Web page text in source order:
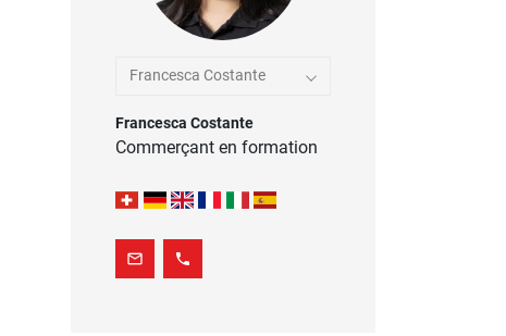
Francesca Costante
Francesca Costante
Commerçant en formation
mail_outline phone